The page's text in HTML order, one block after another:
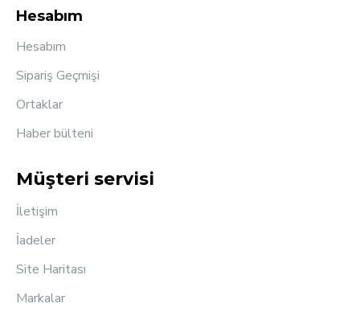
Hesabım
Hesabım
Sipariş Geçmişi
Ortaklar
Haber bülteni
Müşteri servisi
İletişim
İadeler
Site Haritası
Markalar